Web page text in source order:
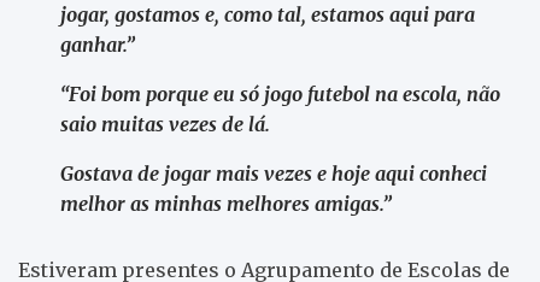
jogar, gostamos e, como tal, estamos aqui para
ganhar.”
“Foi bom porque eu só jogo futebol na escola, não
saio muitas vezes de lá.
Gostava de jogar mais vezes e hoje aqui conheci
melhor as minhas melhores amigas.”
Estiveram presentes o Agrupamento de Escolas de